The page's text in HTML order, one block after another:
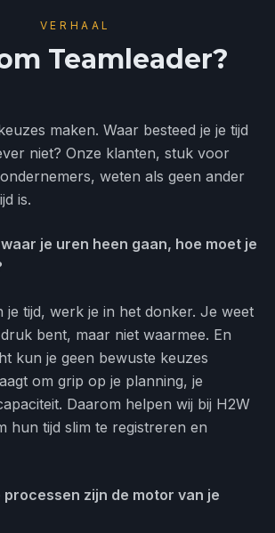
VERHAAL
Teamleader?
maken. Waar besteed je je tijd
niet? Onze klanten, stuk voor
weten als geen ander
is.
je uren heen gaan, hoe moet je
je tijd, werk je in het donker. Je weet
bent, maar niet waarmee. En
kun je geen bewuste keuzes
om grip op je planning, je
Daarom helpen wij bij H2W
hun tijd slim te registreren en
zijn de motor van je